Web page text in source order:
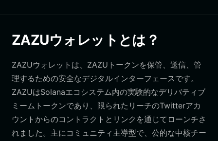
ZAZUウォレットとは？
ZAZUウォレットは、ZAZUトークンを保管、送信、管
理するための安全なデジタルインターフェースです。
ZAZUはSolanaエコシステム内の実験的なデリバティブ
ミームトークンであり、限られたリーチのTwitterアカ
ウントからのコントラクトとリンクを通じてローンチさ
れました。主にコミュニティ主導型で、公的な中核チー